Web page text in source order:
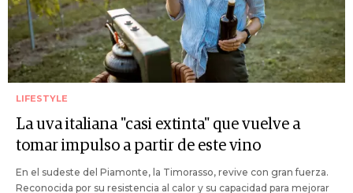
LIFESTYLE
La uva italiana "casi extinta" que vuelve a
tomar impulso a partir de este vino
En el sudeste del Piamonte, la Timorasso, revive con gran fuerza.
Reconocida por su resistencia al calor y su capacidad para mejorar